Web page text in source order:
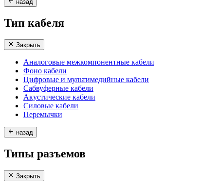
назад
Тип кабеля
Закрыть
Аналоговые межкомпонентные кабели
Фоно кабели
Цифровые и мультимедийные кабели
Сабвуферные кабели
Акустические кабели
Силовые кабели
Перемычки
назад
Типы разъемов
Закрыть